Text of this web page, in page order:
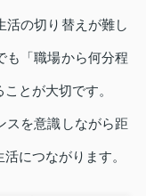
活の切り替えが難し
も「職場から何分程
とが大切です。
スを意識しながら距
につながります。